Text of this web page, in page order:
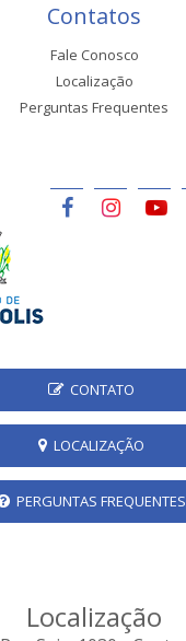
Contatos
Fale Conosco
Localização
Perguntas Frequentes
CONTATO
LOCALIZAÇÃO
PERGUNTAS FREQUENTES
Localização